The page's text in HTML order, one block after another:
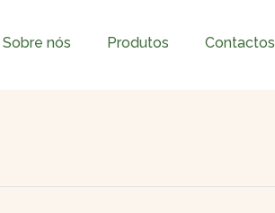
Sobre nós Produtos Contactos